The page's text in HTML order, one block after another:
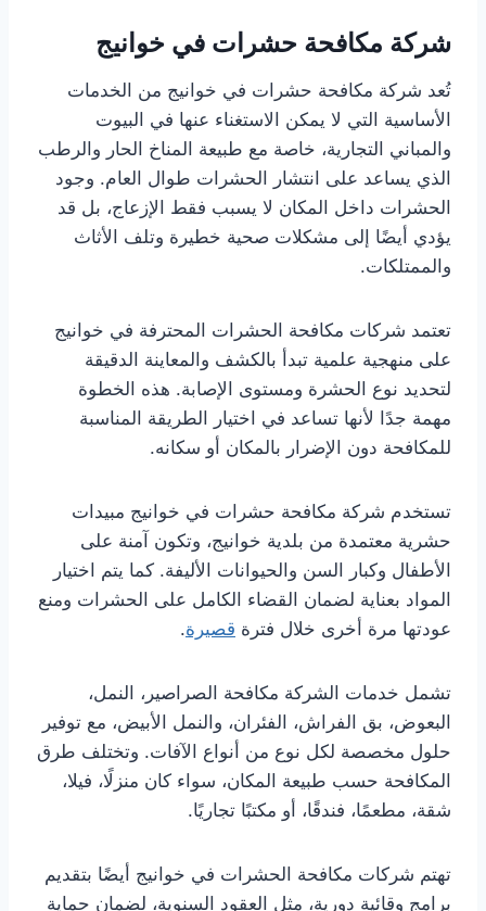
شركة مكافحة حشرات في خوانيج
تُعد شركة مكافحة حشرات في خوانيج من الخدمات
الأساسية التي لا يمكن الاستغناء عنها في البيوت
والمباني التجارية، خاصة مع طبيعة المناخ الحار والرطب
الذي يساعد على انتشار الحشرات طوال العام. وجود
الحشرات داخل المكان لا يسبب فقط الإزعاج، بل قد
يؤدي أيضًا إلى مشكلات صحية خطيرة وتلف الأثاث
والممتلكات.
تعتمد شركات مكافحة الحشرات المحترفة في خوانيج
على منهجية علمية تبدأ بالكشف والمعاينة الدقيقة
لتحديد نوع الحشرة ومستوى الإصابة. هذه الخطوة
مهمة جدًا لأنها تساعد في اختيار الطريقة المناسبة
للمكافحة دون الإضرار بالمكان أو سكانه.
تستخدم شركة مكافحة حشرات في خوانيج مبيدات
حشرية معتمدة من بلدية خوانيج، وتكون آمنة على
الأطفال وكبار السن والحيوانات الأليفة. كما يتم اختيار
المواد بعناية لضمان القضاء الكامل على الحشرات ومنع
عودتها مرة أخرى خلال فترة قصيرة.
تشمل خدمات الشركة مكافحة الصراصير، النمل،
البعوض، بق الفراش، الفئران، والنمل الأبيض، مع توفير
حلول مخصصة لكل نوع من أنواع الآفات. وتختلف طرق
المكافحة حسب طبيعة المكان، سواء كان منزلًا، فيلا،
شقة، مطعمًا، فندقًا، أو مكتبًا تجاريًا.
تهتم شركات مكافحة الحشرات في خوانيج أيضًا بتقديم
برامج وقائية دورية، مثل العقود السنوية، لضمان حماية